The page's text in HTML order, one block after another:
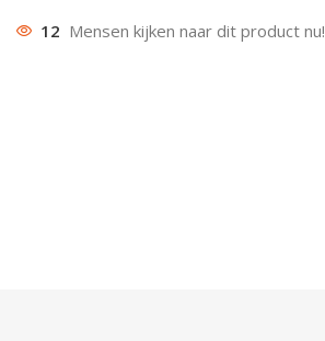
12 Mensen kijken naar dit product nu!